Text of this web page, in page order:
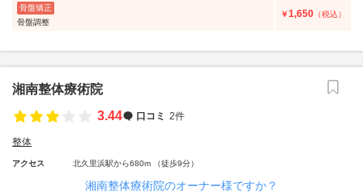
骨盤矯正
骨盤調整
￥1,650 （税込）
湘南整体療術院
3.44
口コミ 2件
整体
アクセス 北久里浜駅から680m （徒歩9分）
湘南整体療術院のオーナー様ですか？